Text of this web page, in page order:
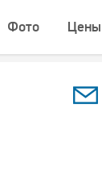
Фото Цены